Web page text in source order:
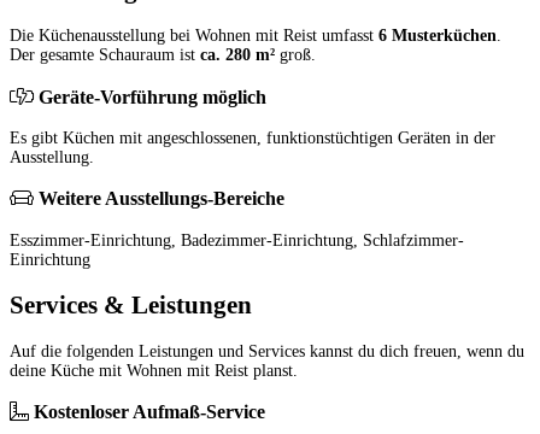
Die Küchenausstellung bei Wohnen mit Reist umfasst 6 Musterküchen.
Der gesamte Schauraum ist ca. 280 m² groß.
Geräte-Vorführung möglich
Es gibt Küchen mit angeschlossenen, funktionstüchtigen Geräten in der
Ausstellung.
Weitere Ausstellungs-Bereiche
Esszimmer-Einrichtung, Badezimmer-Einrichtung, Schlafzimmer-
Einrichtung
Services & Leistungen
Auf die folgenden Leistungen und Services kannst du dich freuen, wenn du
deine Küche mit Wohnen mit Reist planst.
Kostenloser Aufmaß-Service